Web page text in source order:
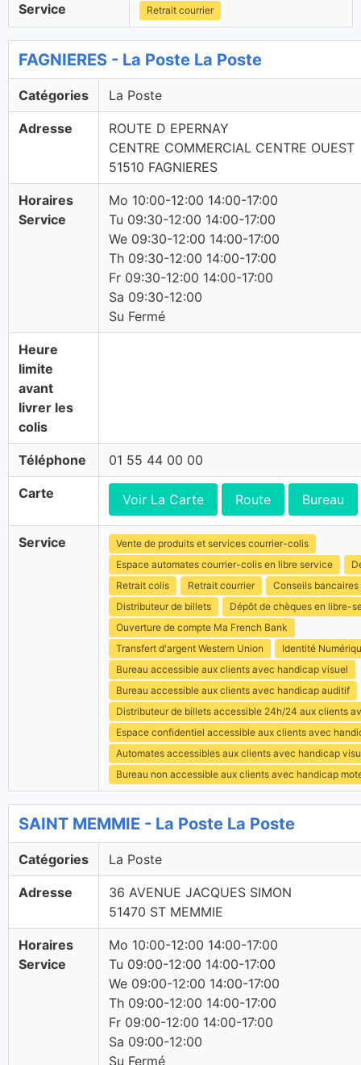
Service Retrait courrier
FAGNIERES - La Poste La Poste
Catégories La Poste
Adresse
ROUTE D EPERNAY
CENTRE COMMERCIAL CENTRE OUEST
51510 FAGNIERES
Horaires
Service
Mo 10:00-12:00 14:00-17:00
Tu 09:30-12:00 14:00-17:00
We 09:30-12:00 14:00-17:00
Th 09:30-12:00 14:00-17:00
Fr 09:30-12:00 14:00-17:00
Sa 09:30-12:00
Su Fermé
Heure
limite
avant
livrer les
colis
Téléphone 01 55 44 00 00
Carte Voir La Carte Route Bureau
Service
Vente de produits et services courrier-colis
Espace automates courrier-colis en libre service
Retrait colis
Retrait courrier
Conseils bancaires
Distributeur de billets
Dépôt de chèques en libre-
Ouverture de compte Ma French Bank
Transfert d'argent Western Union
Identité
Bureau accessible aux clients avec handicap visuel
Bureau accessible aux clients avec handicap auditif
Distributeur de billets accessible 24h/24 aux clients
Espace confidentiel accessible aux clients avec
Automates accessibles aux clients avec handicap
Bureau non accessible aux clients avec handicap
SAINT MEMMIE - La Poste La Poste
Catégories La Poste
Adresse
36 AVENUE JACQUES SIMON
51470 ST MEMMIE
Horaires
Service
Mo 10:00-12:00 14:00-17:00
Tu 09:00-12:00 14:00-17:00
We 09:00-12:00 14:00-17:00
Th 09:00-12:00 14:00-17:00
Fr 09:00-12:00 14:00-17:00
Sa 09:00-12:00
Su Fermé